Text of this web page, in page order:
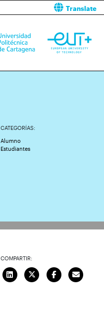
Translate
CATEGORÍAS:
Alumno
Estudiantes
COMPARTIR: